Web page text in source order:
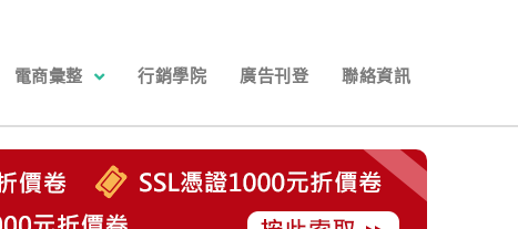
電商彙整 行銷學院 廣告刊登 聯絡資訊